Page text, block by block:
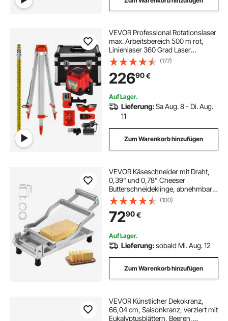
VEVOR Professional Rotationslaser
max. Arbeitsbereich 500 m rot,
Linienlaser 360 Grad Laser
höhenmesser Wasser- und
staubdicht Außenbereich
Arbeitszeit 20 Stunden mit Stativ &
Herrscher Elektrik
(177)
22690€
Auf Lager.
Lieferung:Sa Aug. 8 - Di. Aug.
11
Zum Warenkorb hinzufügen
VEVOR Käseschneider mit Draht,
0,39" und 0,78" Cheeser
Butterschneideklinge, abnehmbarer
Käsehobeldraht, kommerzieller
Käsehobel aus Aluminiumlegierung
mit Messerdraht aus 316 Edelstahl,
zum Kochen in der Küche
(100)
7290€
Auf Lager.
Lieferung:sobald Mi. Aug. 12
Zum Warenkorb hinzufügen
VEVOR Künstlicher Dekokranz,
66,04 cm, Saisonkranz, verziert mit
Eukalyptusblättern, Beeren,